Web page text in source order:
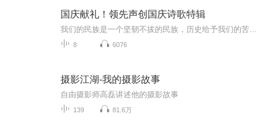
国庆献礼！领先声创国庆诗歌特辑
8 6076
摄影江湖-我的摄影故事
自由摄影师高磊讲述他的摄影故事
139 81.6万